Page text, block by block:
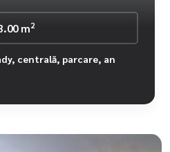
m2
centrală, parcare, an